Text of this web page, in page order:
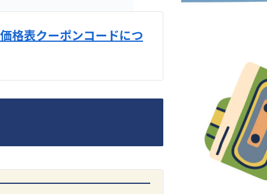
DENON
格表クーポンコードにつ